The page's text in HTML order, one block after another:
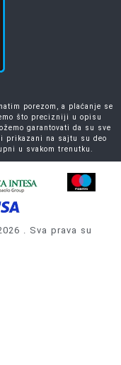
porezom, a plaćanje se
što precizniji u opisu
garantovati da su sve
prikazani na sajtu su deo
u svakom trenutku.
. Sva prava su